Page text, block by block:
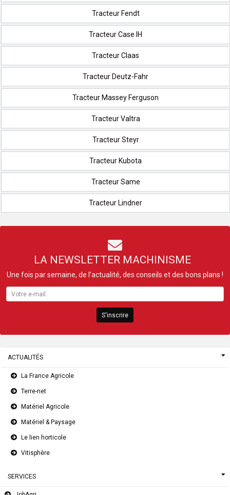
Tracteur Fendt
Tracteur Case IH
Tracteur Claas
Tracteur Deutz-Fahr
Tracteur Massey Ferguson
Tracteur Valtra
Tracteur Steyr
Tracteur Kubota
Tracteur Same
Tracteur Lindner
LA NEWSLETTER MACHINISME
Une fois par semaine, de l’actualité, des conseils et des bons plans !
S'inscrire
ACTUALITÉS
La France Agricole
Terre-net
Matériel Agricole
Matériel & Paysage
Le lien horticole
Vitisphère
SERVICES